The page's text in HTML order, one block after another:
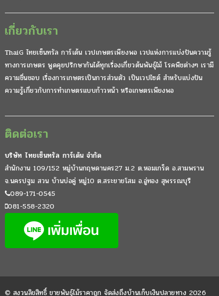
เกี่ยวกับเรา
ThaiG ไทยเซ็นทรัล การ์เด้น เวปเกษตรเพียงพอ เวปแห่งการแบ่งปันความรู้
ทางการเกษตร พูดคุยปรึกษากันได้ทุกเรื่องเกี่ยวต้นพันธุ์ไม้ โรคพืชต่างๆ เรามี
ความชื่นชอบ เรื่องการเกษตรเป็นการส่วนตัว เป็นเวปไซต์ สำหรับแบ่งปัน
ความรู้เกี่ยวกับการทำเกษตรแบบก้าวหน้า หรือเกษตรเพียงพอ
ติดต่อเรา
บริษัท ไทยเซ็นทรัล การ์เด้น จำกัด
สำนักงาน 109/152 หมู่บ้านกฤษดานคร27 ม.2 ต.หอมเกร็ด อ.สามพราน
จ.นครปฐม สวน บ้านบ่อคู่ หมู่10 ต.สระยายโสม อ.อู่ทอง สุพรรณบุรี
089-171-0545
081-558-2320
© สงวนลิขสิทธิ์ ขายพันธุ์ไม้ราคาถูก จัดส่งถึงบ้านเก็บเงินปลายทาง 2026